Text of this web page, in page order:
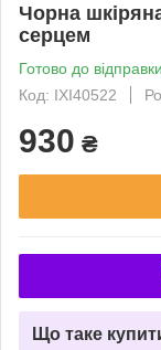
Чорна
серцем
Готово до
Код: IXI40522
930 ₴
Що таке